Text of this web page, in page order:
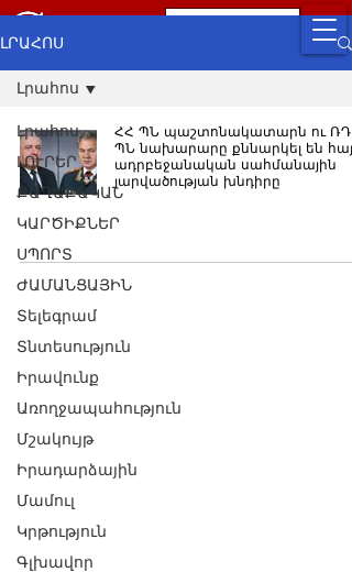
ԼՐԱՀՈՍ
Լրահոս
ԼՈՒՐԵՐ
ՔԱՂԱՔԱԿԱՆ
ԿԱՐԾԻՔՆԵՐ
ՍՊՈՐՏ
ԺԱՄԱՆՑԱՅԻՆ
Տելեգրամ
Տնտեսություն
Իրավունք
Առողջապահություն
Մշակույթ
Իրադարձային
Մամուլ
Կրթություն
Գլխավոր
Լրահոս
ՀՀ ՊՆ պաշտոնակատարն ու ՌԴ
ՊՆ նախարարը քննարկել են հայ-
ադրբեջանական սահմանային
լարվածության խնդիրը